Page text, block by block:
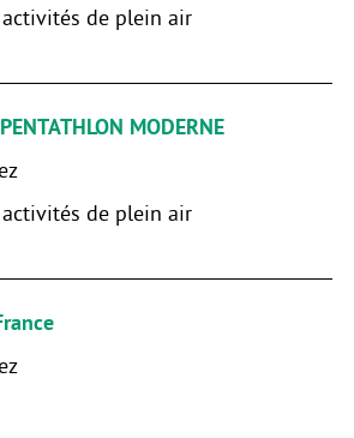
de plein air
MODERNE
de plein air